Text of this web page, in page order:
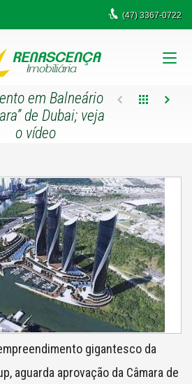
(47)3367-0722
em Balneário
de Dubai; veja
o vídeo
gigantesco da
aguarda aprovação da Câmara de